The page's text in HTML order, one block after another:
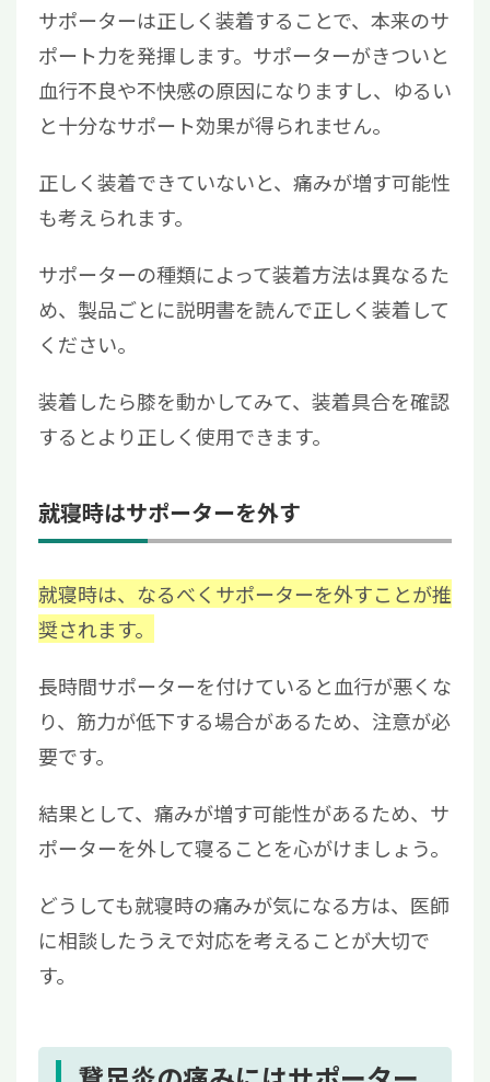
サポーターは正しく装着することで、本来のサ
ポート力を発揮します。サポーターがきついと
血行不良や不快感の原因になりますし、ゆるい
と十分なサポート効果が得られません。
正しく装着できていないと、痛みが増す可能性
も考えられます。
サポーターの種類によって装着方法は異なるた
め、製品ごとに説明書を読んで正しく装着して
ください。
装着したら膝を動かしてみて、装着具合を確認
するとより正しく使用できます。
就寝時はサポーターを外す
就寝時は、なるべくサポーターを外すことが推
奨されます。
長時間サポーターを付けていると血行が悪くな
り、筋力が低下する場合があるため、注意が必
要です。
結果として、痛みが増す可能性があるため、サ
ポーターを外して寝ることを心がけましょう。
どうしても就寝時の痛みが気になる方は、医師
に相談したうえで対応を考えることが大切で
す。